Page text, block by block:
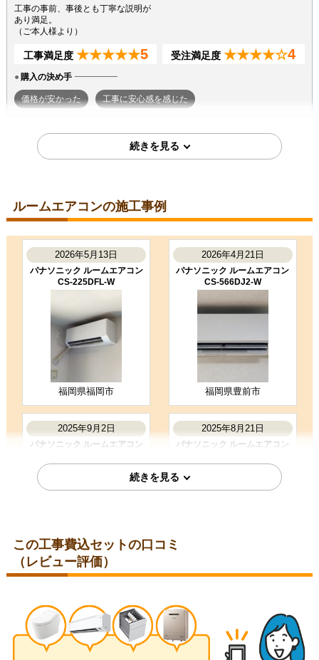
工事の事前、事後とも丁寧な説明が
あり満足。
（ご本人様より）
工事満足度 ★★★★★5 受注満足度 ★★★★☆4
購入の決め手
価格が安かった 工事に安心感を感じた
2026年7月7日
コメント
段取りも良く、エアコン取付後のチ
ても良かったです。ありがとうござ
いました。
（ご本人様より）
工事満足度 ★★★★★ 受注満足度 ★★★☆☆
購入の決め手
商品選定がしやすかった
工事に安心感を感じた
ルームエアコンの施工事例
2026年5月13日
パナソニック ルームエアコン
CS-225DFL-W
福岡県福岡市
2026年4月21日
パナソニック ルームエアコン
CS-566DJ2-W
福岡県豊前市
2025年9月2日
パナソニック ルームエアコン
東京都港区
2025年8月21日
パナソニック ルームエアコン
パナソニック ルームエアコン
CS-225DFL-W
パナソニック ルームエアコン
CS-284DFL-W
この工事費込セットの口コミ
（レビュー評価）